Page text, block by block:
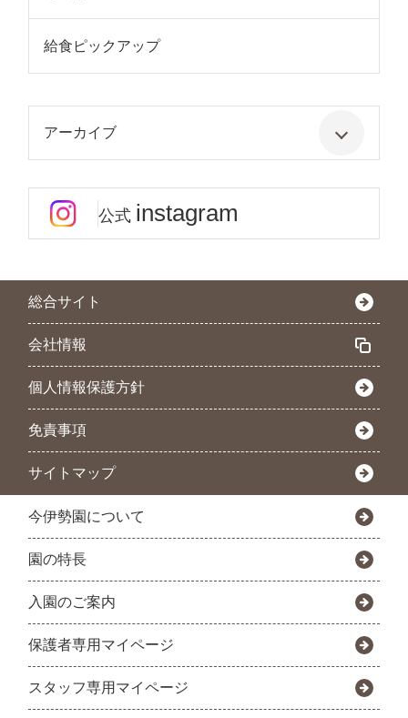
給食ピックアップ
アーカイブ
公式 instagram
総合サイト
会社情報
個人情報保護方針
免責事項
サイトマップ
今伊勢園について
園の特長
入園のご案内
保護者専用マイページ
スタッフ専用マイページ